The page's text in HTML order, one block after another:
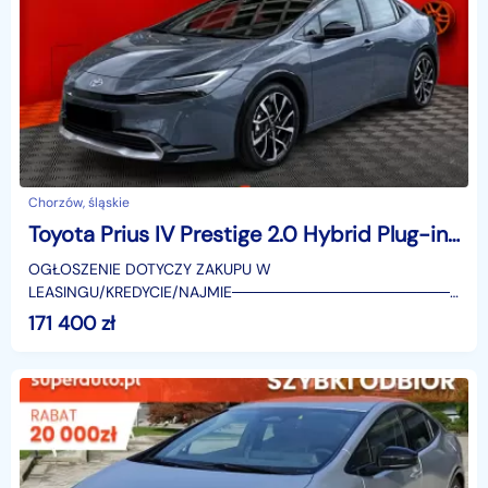
Chorzów, śląskie
Toyota Prius IV Prestige 2.0 Hybrid Plug-in Prestige 2.0 Hybrid Plug-in 223KM | Podgrzewane
OGŁOSZENIE DOTYCZY ZAKUPU W
LEASINGU/KREDYCIE/
SUPERAUTO.PL?✔ Lider ryn
171 400zł